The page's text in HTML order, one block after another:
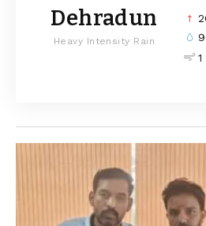
Dehradun
Heavy Intensity Rain